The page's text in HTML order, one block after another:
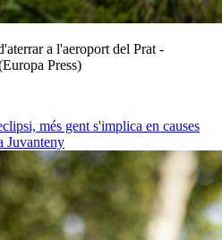
a l'aeroport del Prat -
Press)
més gent s'implica en causes
Juvanteny